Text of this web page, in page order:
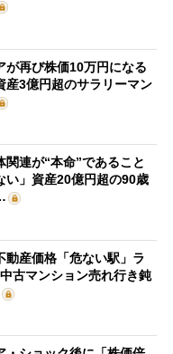
が再び株価10万円になる
産3億円超のサラリーマン
関連が“本命”であること
い」資産20億円超の90歳
動産価格「危ない駅」ラ
古マンション売れ行き鈍